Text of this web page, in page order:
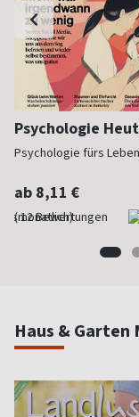
Psychologie
Psychologie fürs Leben
ab 8,11 €
(monatlich)
Haus & Garten